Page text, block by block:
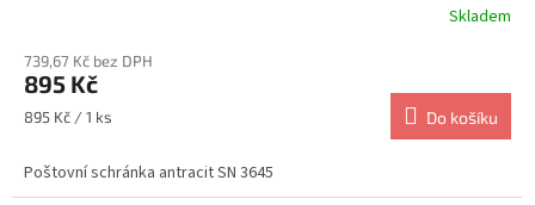
Skladem
739,67 Kč bez DPH
895 Kč
Měrná
895 Kč / 1 ks Do košíku
Poštovní schránka antracit SN 3645